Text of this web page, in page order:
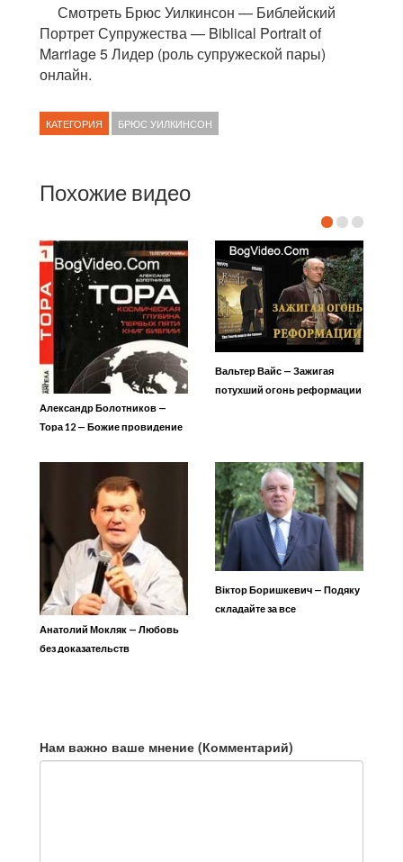
Смотреть Брюс Уилкинсон — Библейский
Портрет Супружества — Biblical Portrait of
Marriage 5 Лидер (роль супружеской пары)
онлайн.
КАТЕГОРИЯ БРЮС УИЛКИНСОН
Похожие видео
Александр Болотников —
Тора 12 — Божие провидение
Вальтер Вайс — Зажигая
потухший огонь реформации
Анатолий Мокляк — Любовь
без доказательств
Віктор Боришкевич — Подяку
складайте за все
Нам важно ваше мнение (Комментарий)